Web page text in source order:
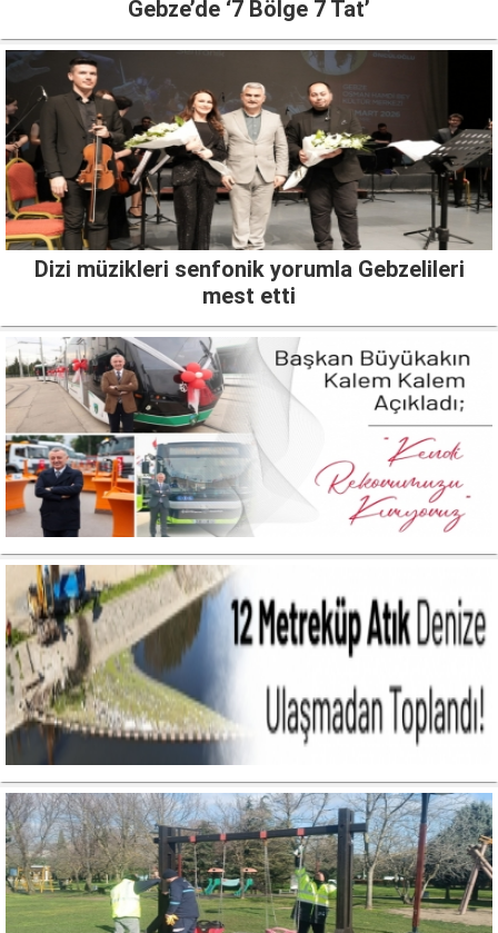
Gebze’de ‘7 Bölge 7 Tat’
Dizi müzikleri senfonik yorumla Gebzelileri
mest etti